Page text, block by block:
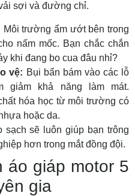
sợi và đường chỉ.
Môi trường ẩm ướt bên trong
nấm mốc. Bạn chắc chắn
khi đang bo cua đâu nhỉ?
vệ: Bụi bẩn bám vào các lỗ
giảm khả năng làm mát.
hóa học từ môi trường có
hoặc da.
sạch sẽ luôn giúp bạn trông
hơn trong mắt đồng đội.
áo giáp motor 5
gia